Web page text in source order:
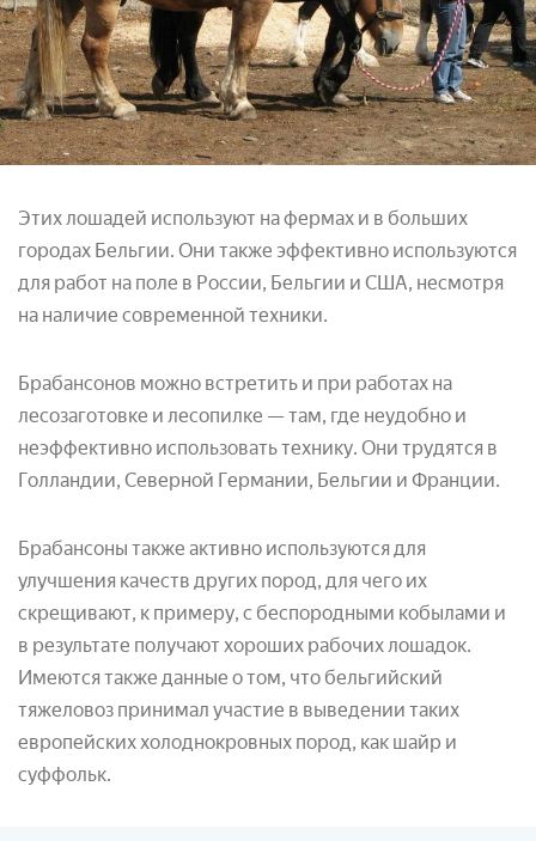
Этих лошадей используют на фермах и в больших
городах Бельгии. Они также эффективно используются
для работ на поле в России, Бельгии и США, несмотря
на наличие современной техники.
Брабансонов можно встретить и при работах на
лесозаготовке и лесопилке — там, где неудобно и
неэффективно использовать технику. Они трудятся в
Голландии, Северной Германии, Бельгии и Франции.
Брабансоны также активно используются для
улучшения качеств других пород, для чего их
скрещивают, к примеру, с беспородными кобылами и
в результате получают хороших рабочих лошадок.
Имеются также данные о том, что бельгийский
тяжеловоз принимал участие в выведении таких
европейских холоднокровных пород, как шайр и
суффольк.